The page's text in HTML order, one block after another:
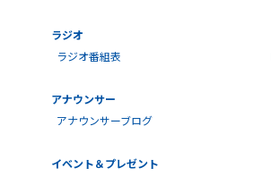
ラジオ
ラジオ番組表
アナウンサー
アナウンサーブログ
イベント＆プレゼント